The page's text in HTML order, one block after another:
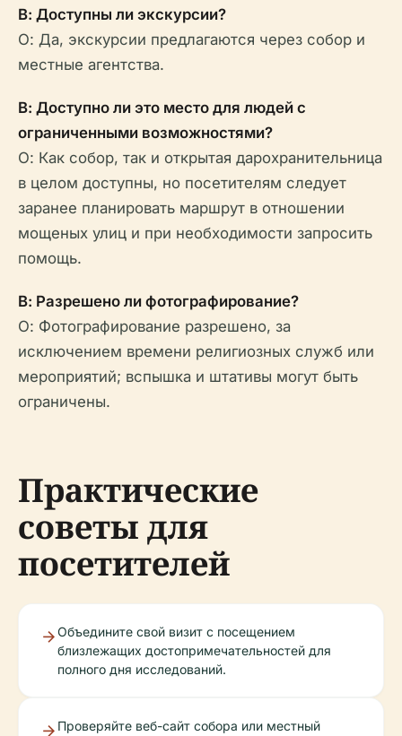
В: Доступны ли экскурсии?
О: Да, экскурсии предлагаются через собор и
местные агентства.
В: Доступно ли это место для людей с
ограниченными возможностями?
О: Как собор, так и открытая дарохранительница
в целом доступны, но посетителям следует
заранее планировать маршрут в отношении
мощеных улиц и при необходимости запросить
помощь.
В: Разрешено ли фотографирование?
О: Фотографирование разрешено, за
исключением времени религиозных служб или
мероприятий; вспышка и штативы могут быть
ограничены.
Практические
советы для
посетителей
Объедините свой визит с посещением
близлежащих достопримечательностей для
полного дня исследований.
Проверяйте веб-сайт собора или местный